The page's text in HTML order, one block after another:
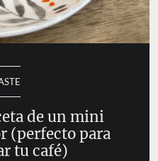
de un mini
(perfecto para
tu café)